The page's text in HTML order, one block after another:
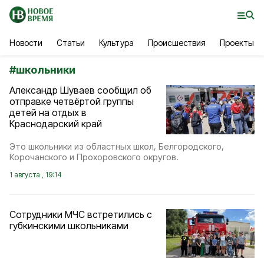
Новости Статьи Культура Происшествия Проекты
#школьники
Александр Шуваев сообщил об
отправке четвёртой группы
детей на отдых в
Краснодарский край
Это школьники из областных школ, Белгородского,
Корочанского и Прохоровского округов.
1 августа , 19:14
Сотрудники МЧС встретились с
губкинскими школьниками